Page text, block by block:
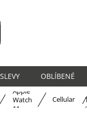
OBLÍBENÉ
Apple
Watch
11
Cellular